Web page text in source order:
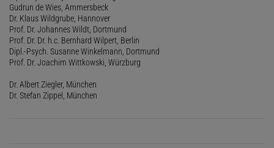
Gudrun de Wies, Ammersbeck
Dr. Klaus Wildgrube, Hannover
Prof. Dr. Johannes Wildt, Dortmund
Prof. Dr. Dr. h.c. Bernhard Wilpert, Berlin
Dipl.-Psych. Susanne Winkelmann, Dortmund
Prof. Dr. Joachim Wittkowski, Würzburg
Dr. Albert Ziegler, München
Dr. Stefan Zippel, München